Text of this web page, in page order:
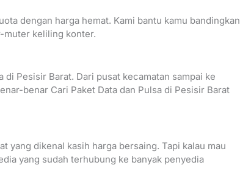
dengan harga hemat. Kami bantu kamu bandingkan
muter keliling konter.
Pesisir Barat. Dari pusat kecamatan sampai ke
benar Cari Paket Data dan Pulsa di Pesisir Barat
yang dikenal kasih harga bersaing. Tapi kalau mau
yang sudah terhubung ke banyak penyedia